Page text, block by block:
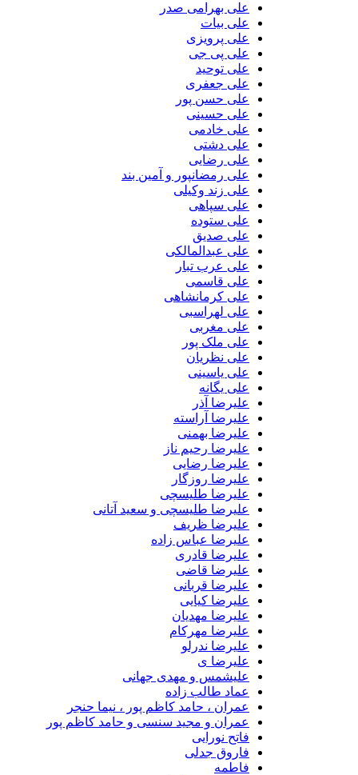
علی بهرامی صدر
علی بیات
علی پرویزی
علی پی جی
علی توحید
علی جعفری
علی حسن پور
علی حسینی
علی خادمی
علی دشتی
علی رضایی
علی رمضانپور و آمین بند
علی زند وکیلی
علی سپاهی
علی ستوده
علی صدیق
علی عبدالمالکی
علی عرب تبار
علی قاسمی
علی کرمانشاهی
علی لهراسبی
علی مغربی
علی ملک پور
علی نظریان
علی یاسینی
علی یگانه
علیرضا آذر
علیرضا آراسته
علیرضا بهمنی
علیرضا رحیم ناز
علیرضا رضایی
علیرضا روزگار
علیرضا طلیسچی
علیرضا طلیسچی و سعید آتانی
علیرضا ظریف
علیرضا عباس زاده
علیرضا قادری
علیرضا قاضی
علیرضا قربانی
علیرضا کیایی
علیرضا مهدیان
علیرضا مهرکام
علیرضا ندرلو
علیرضا ی
علیشمس و مهدی جهانی
عماد طالب زاده
عمران ، حامد کاظم پور ، نیما حنجر
عمران و مجید سنسی و حامد کاظم پور
فاتح نورایی
فاروق جدلی